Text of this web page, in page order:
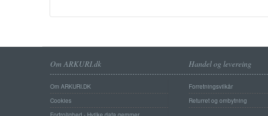
Om ARKURI.dk
Om ARKURI.DK
Cookies
Handel og levereing
Forretningsvilkår
Returret og ombytning